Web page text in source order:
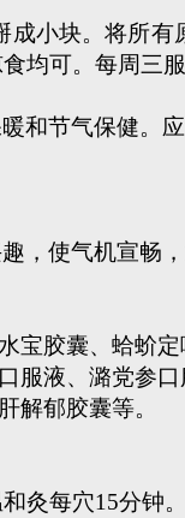
小块。将所有
均可。每周三服
节气保健。应
使气机宣畅，
胶囊、蛤蚧定
液、潞党参口
郁胶囊等。
每穴15分钟